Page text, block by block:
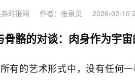
时报网 作者：张泉灵 2026-02-10
骨骼的对谈：肉身作为宇
有的艺术形式中，没有任何